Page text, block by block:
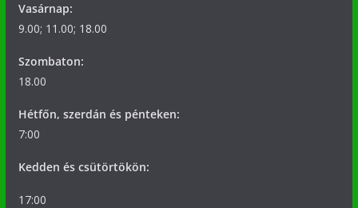
Vasárnap:
9.00; 11.00; 18.00
Szombaton:
18.00
Hétfőn, szerdán és pénteken:
7:00
Kedden és csütörtökön:
17:00